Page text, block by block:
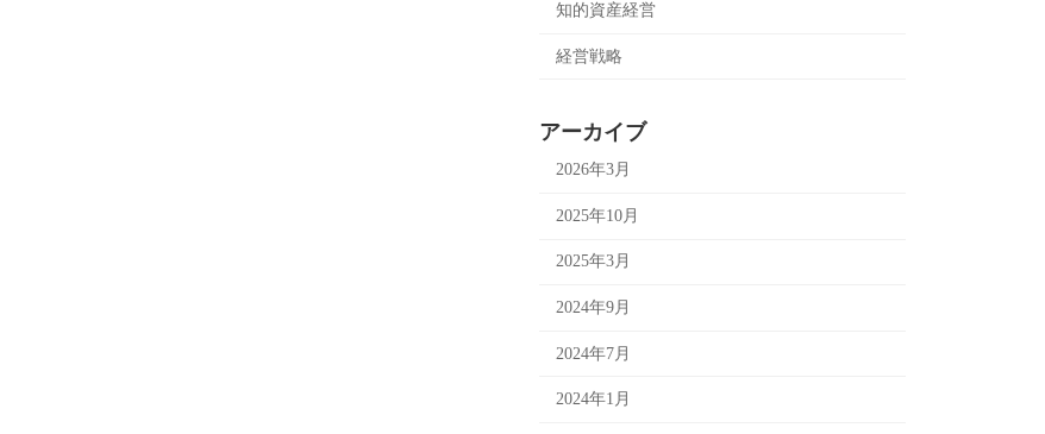
知的資産経営
経営戦略
アーカイブ
2026年3月
2025年10月
2025年3月
2024年9月
2024年7月
2024年1月